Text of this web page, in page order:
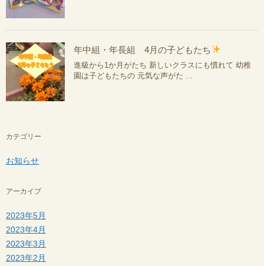
年中組・年長組 4月の子どもたち
進級から1か月がたち 新しいクラスにも慣れて 幼稚
園は子どもたちの 元気な声がた ...
カテゴリー
お知らせ
アーカイブ
2023年5月
2023年4月
2023年3月
2023年2月